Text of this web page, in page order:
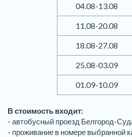
04.08-13.08
11.08-20.08
18.08-27.08
25.08-03.09
01.09-10.09
В стоимость входит:
- автобусный проезд Белгород-
- проживание в номере выбранной